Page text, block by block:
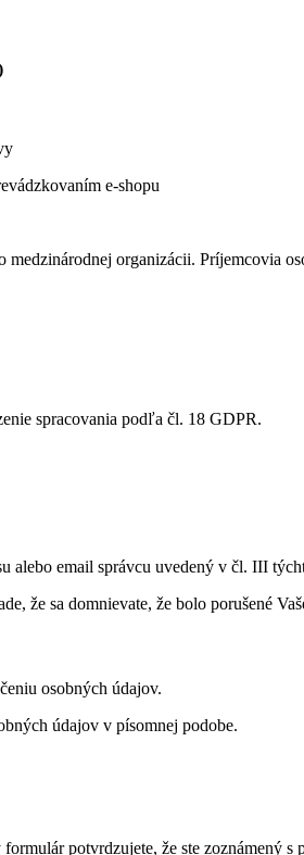
e-shopu
organizácii. Príjemcovia
spracovania podľa čl. 18 GDPR.
alebo email správcu uvedený v čl. III
že sa domnievate, že bolo porušené
osobných údajov.
údajov v písomnej podobe.
potvrdzujete, že ste zoznámený